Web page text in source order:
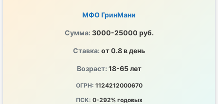
МФО ГринМани
Сумма: 3000-25000 руб.
Ставка: от 0.8 в день
Возраст: 18-65 лет
ОГРН: 1124212000670
ПСК: 0-292% годовых